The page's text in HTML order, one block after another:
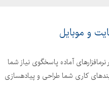
و موبایل
آماده پاسخگوی نیاز شما
کاری شما طراحی و پیادهسازی